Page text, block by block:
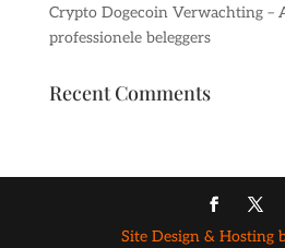
Crypto Dogecoin Verwachting –
professionele beleggers
Recent Comments
Site Design & Hosting